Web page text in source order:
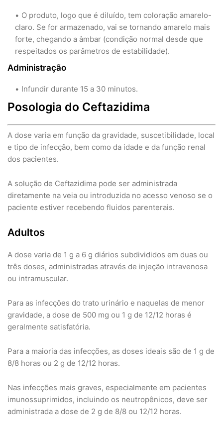
O produto, logo que é diluído, tem coloração amarelo-
claro. Se for armazenado, vai se tornando amarelo mais
forte, chegando a âmbar (condição normal desde que
respeitados os parâmetros de estabilidade).
Administração
Infundir durante 15 a 30 minutos.
Posologia do Ceftazidima
A dose varia em função da gravidade, suscetibilidade, local
e tipo de infecção, bem como da idade e da função renal
dos pacientes.
A solução de Ceftazidima pode ser administrada
diretamente na veia ou introduzida no acesso venoso se o
paciente estiver recebendo fluidos parenterais.
Adultos
A dose varia de 1 g a 6 g diários subdivididos em duas ou
três doses, administradas através de injeção intravenosa
ou intramuscular.
Para as infecções do trato urinário e naquelas de menor
gravidade, a dose de 500 mg ou 1 g de 12/12 horas é
geralmente satisfatória.
Para a maioria das infecções, as doses ideais são de 1 g de
8/8 horas ou 2 g de 12/12 horas.
Nas infecções mais graves, especialmente em pacientes
imunossuprimidos, incluindo os neutropênicos, deve ser
administrada a dose de 2 g de 8/8 ou 12/12 horas.